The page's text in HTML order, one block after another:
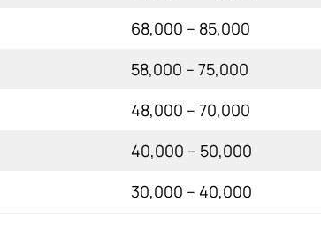
68,000 – 85,000
58,000 – 75,000
48,000 – 70,000
40,000 – 50,000
30,000 – 40,000